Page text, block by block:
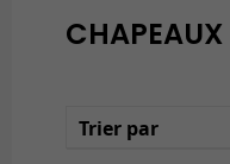
CHAPEAUX
Trier par